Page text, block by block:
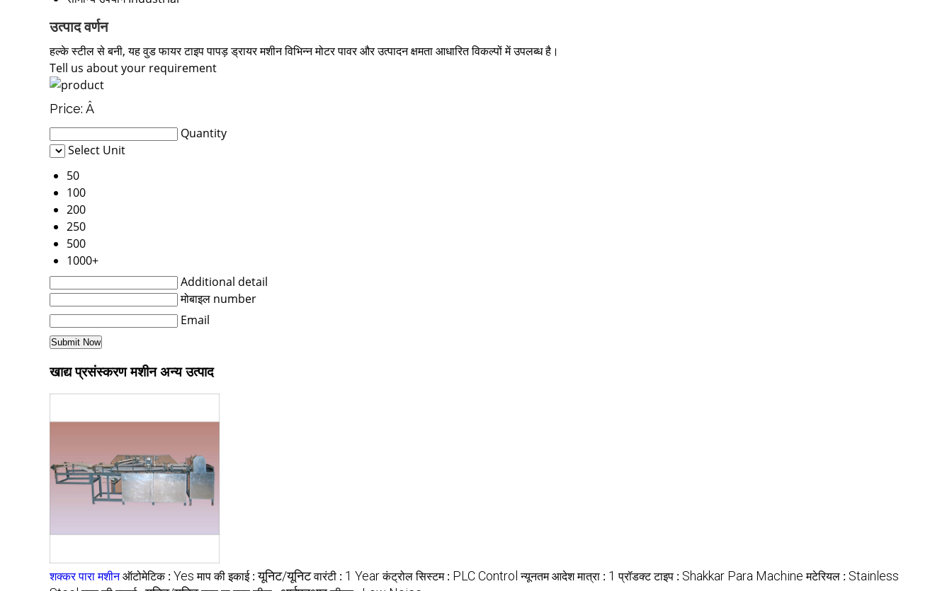
उत्पाद वर्णन
हल्के स्टील से बनी, यह वुड फायर टाइप पापड़ ड्रायर मशीन विभिन्न मोटर पावर और उत्पादन क्षमता आधारित विकल्पों में उपलब्ध है।
Tell us about your requirement
Price: Â
Quantity
Select Unit
50
100
200
250
500
1000+
Additional detail
मोबाइल number
Email
खाद्य प्रसंस्करण मशीन अन्य उत्पाद
शक्कर पारा मशीनऑटोमेटिक : Yes माप की इकाई :यूनिट/यूनिटवारंटी : 1 Yearकंट्रोल सिस्टम : PLC Control न्यूनतम आदेश मात्रा : 1 प्रॉडक्ट टाइप : Shakkar Para Machine मटेरियल : Stainless